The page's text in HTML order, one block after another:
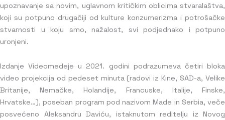
upoznavanje sa novim, uglavnom kritičkim oblicima stvaralaštva,
koji su potpuno drugačiji od kulture konzumerizma i potrošačke
stvarnosti u koju smo, nažalost, svi podjednako i potpuno
uronjeni.
Izdanje Videomedeje u 2021. godini podrazumeva četiri bloka
video projekcija od pedeset minuta (radovi iz Kine, SAD-a, Velike
Britanije, Nemačke, Holandije, Francuske, Italije, Finske,
Hrvatske…), poseban program pod nazivom Made in Serbia, veče
posvećeno Aleksandru Daviću, istaknutom reditelju iz Novog